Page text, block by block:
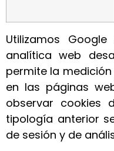
Utilizamos
analítica web
permite la
en las páginas
observar cookies
tipología anterior
de sesión y de